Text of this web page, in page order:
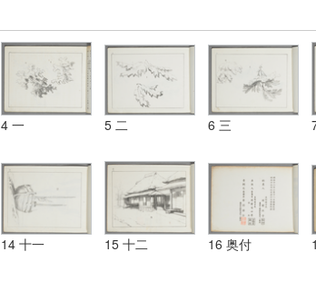
4 一 5 二 6 三
14 十一 15 十二 16 奥付